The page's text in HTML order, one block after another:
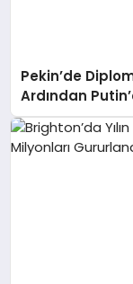
Pekin’de
Ardından